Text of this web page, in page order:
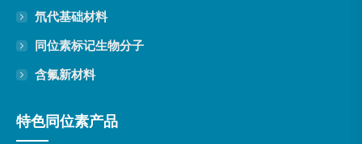
氘代基础材料
同位素标记生物分子
含氟新材料
特色同位素产品